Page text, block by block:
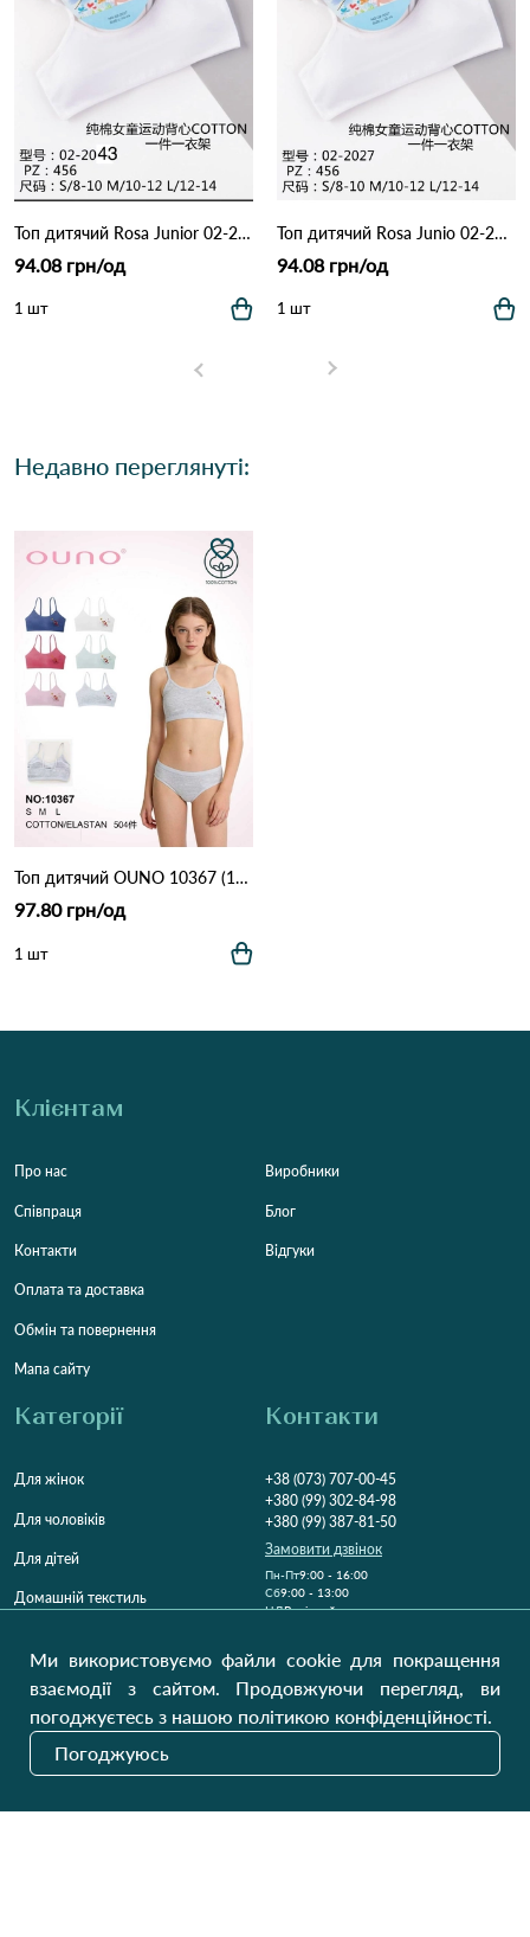
Топ дитячий Rosa Junior 02-2043 Білий
94.08 грн/од
1 шт
Топ дитячий Rosa Junio 02-2027 Білий
94.08 грн/од
1 шт
Недавно переглянуті:
Топ дитячий OUNO 10367 (18-шт) Різні кольори
97.80 грн/од
1 шт
Клієнтам
Про нас
Співпраця
Контакти
Оплата та доставка
Обмін та повернення
Мапа сайту
Виробники
Блог
Відгуки
Категорії
Для жінок
Для чоловіків
Для дітей
Домашній текстиль
Контакти
+38 (073) 707-00-45
+380 (99) 302-84-98
+380 (99) 387-81-50
Замовити дзвінок
Пн-Пт9:00 - 16:00
Cб9:00 - 13:00
НДВихідний
Україна, Луцьк, 43000
Наші оновлення
Надіслати
Ми використовуємо файли cookie для покращення
взаємодії з сайтом. Продовжуючи перегляд, ви
погоджуєтесь з нашою політикою конфіденційності.
Погоджуюсь